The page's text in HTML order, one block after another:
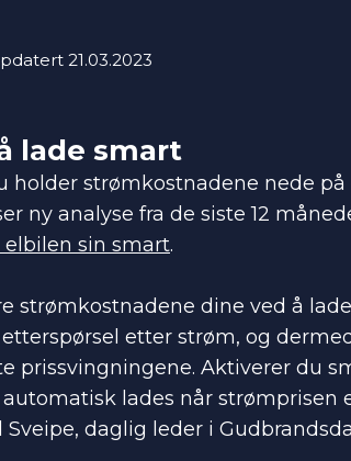
21.03.2023
lade smart
strømkostnadene nede på
ny analyse fra de siste 12
elbilen sin smart.
strømkostnadene dine ved å
etter strøm, og
prissvingningene. Aktiverer du
lades når strømprisen
daglig leder i